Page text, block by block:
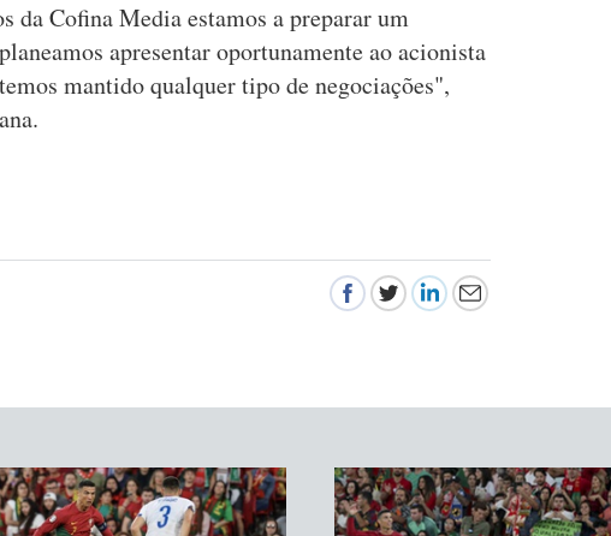
da Cofina Media estamos a preparar um
apresentar oportunamente ao acionista
mantido qualquer tipo de negociações",